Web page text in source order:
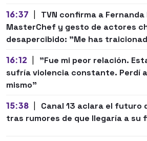
16:37
TVN confirma a
MasterChef y gesto de actores
desapercibido: "Me has
16:12
"Fue mi peor relación.
sufría violencia constante. Perdí
mismo"
15:38
Canal 13 aclara el futuro
tras rumores de que llegaría a su